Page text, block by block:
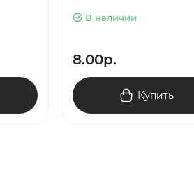
В наличии
8.00р.
Купить